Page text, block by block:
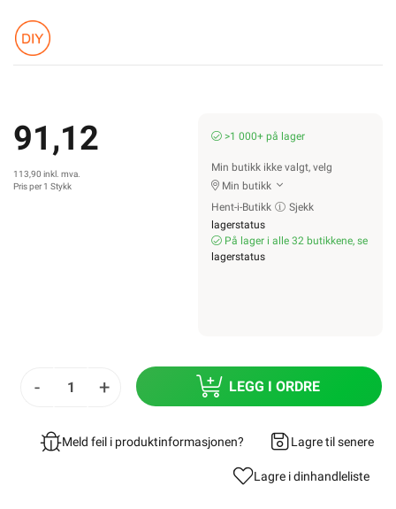
91,12
113,90 inkl. mva.
Pris per 1 Stykk
>1 000+ på lager
Min butikk ikke valgt, velg
Min butikk
Hent-i-Butikk
Sjekk
lagerstatus
På lager i alle 32 butikkene, se
lagerstatus
- + LEGG I ORDRE
Meld feil i produktinformasjonen? Lagre til senere
Lagre i dinhandleliste